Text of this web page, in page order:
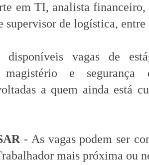
em TI, analista
supervisor de logística, entre
disponíveis vagas de
magistério e
a quem ainda está
- As vagas podem ser
mais próxima ou